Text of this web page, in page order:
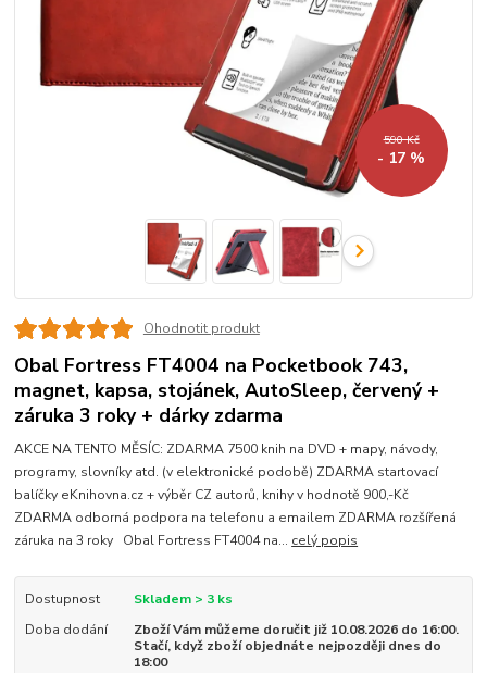
590 Kč
- 17 %
Ohodnotit produkt
Obal Fortress FT4004 na Pocketbook 743,
magnet, kapsa, stojánek, AutoSleep, červený +
záruka 3 roky + dárky zdarma
AKCE NA TENTO MĚSÍC: ZDARMA 7500 knih na DVD + mapy, návody,
programy, slovníky atd. (v elektronické podobě) ZDARMA startovací
balíčky eKnihovna.cz + výběr CZ autorů, knihy v hodnotě 900,-Kč
ZDARMA odborná podpora na telefonu a emailem ZDARMA rozšířená
záruka na 3 roky Obal Fortress FT4004 na... celý popis
Dostupnost
Skladem > 3 ks
Doba dodání
Zboží Vám můžeme doručit již 10.08.2026 do 16:00.
Stačí, když zboží objednáte nejpozději dnes do
18:00